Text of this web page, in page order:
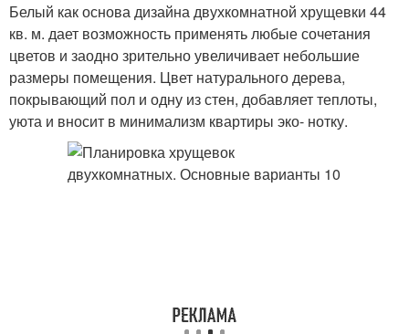
Белый как основа дизайна двухкомнатной хрущевки 44
кв. м. дает возможность применять любые сочетания
цветов и заодно зрительно увеличивает небольшие
размеры помещения. Цвет натурального дерева,
покрывающий пол и одну из стен, добавляет теплоты,
уюта и вносит в минимализм квартиры эко- нотку.